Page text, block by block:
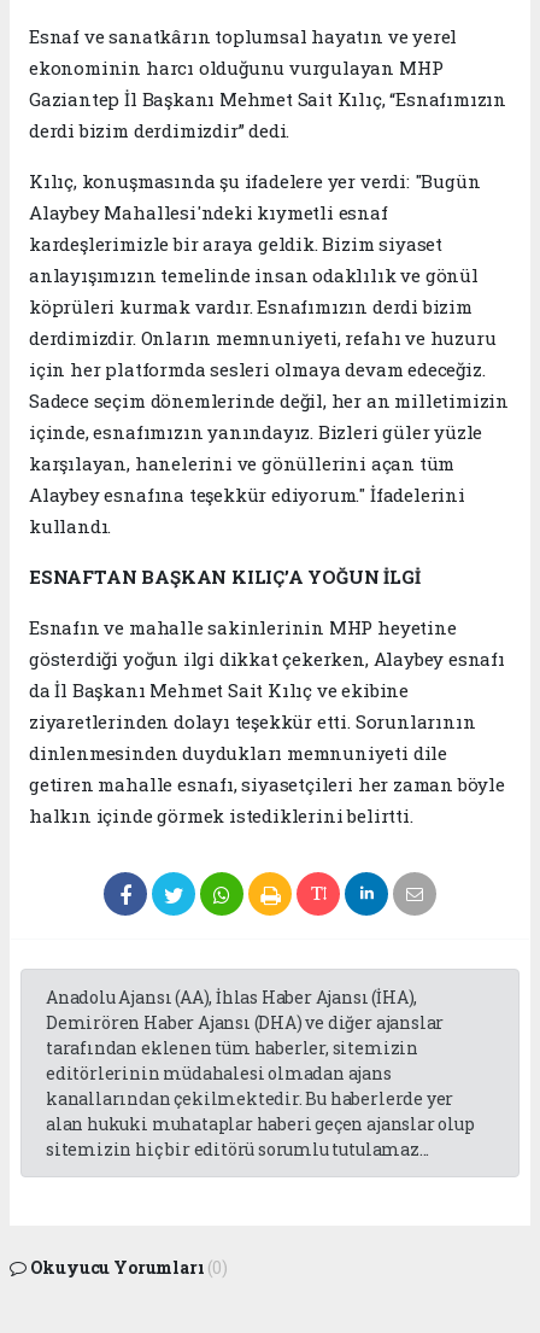
Esnaf ve sanatkârın toplumsal hayatın ve yerel
ekonominin harcı olduğunu vurgulayan MHP
Gaziantep İl Başkanı Mehmet Sait Kılıç, “Esnafımızın
derdi bizim derdimizdir” dedi.
Kılıç, konuşmasında şu ifadelere yer verdi: "Bugün
Alaybey Mahallesi'ndeki kıymetli esnaf
kardeşlerimizle bir araya geldik. Bizim siyaset
anlayışımızın temelinde insan odaklılık ve gönül
köprüleri kurmak vardır. Esnafımızın derdi bizim
derdimizdir. Onların memnuniyeti, refahı ve huzuru
için her platformda sesleri olmaya devam edeceğiz.
Sadece seçim dönemlerinde değil, her an milletimizin
içinde, esnafımızın yanındayız. Bizleri güler yüzle
karşılayan, hanelerini ve gönüllerini açan tüm
Alaybey esnafına teşekkür ediyorum." İfadelerini
kullandı.
ESNAFTAN BAŞKAN KILIÇ’A YOĞUN İLGİ
Esnafın ve mahalle sakinlerinin MHP heyetine
gösterdiği yoğun ilgi dikkat çekerken, Alaybey esnafı
da İl Başkanı Mehmet Sait Kılıç ve ekibine
ziyaretlerinden dolayı teşekkür etti. Sorunlarının
dinlenmesinden duydukları memnuniyeti dile
getiren mahalle esnafı, siyasetçileri her zaman böyle
halkın içinde görmek istediklerini belirtti.
Anadolu Ajansı (AA), İhlas Haber Ajansı (İHA),
Demirören Haber Ajansı (DHA) ve diğer ajanslar
tarafından eklenen tüm haberler, sitemizin
editörlerinin müdahalesi olmadan ajans
kanallarından çekilmektedir. Bu haberlerde yer
alan hukuki muhataplar haberi geçen ajanslar olup
sitemizin hiç bir editörü sorumlu tutulamaz...
Okuyucu Yorumları (0)